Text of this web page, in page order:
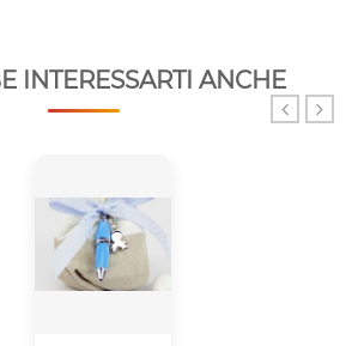
INTERESSARTI ANCHE